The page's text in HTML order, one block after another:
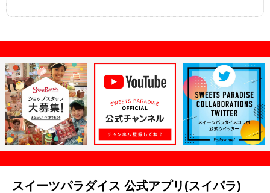
スイーツパラダイス 公式アプリ(スイパラ)